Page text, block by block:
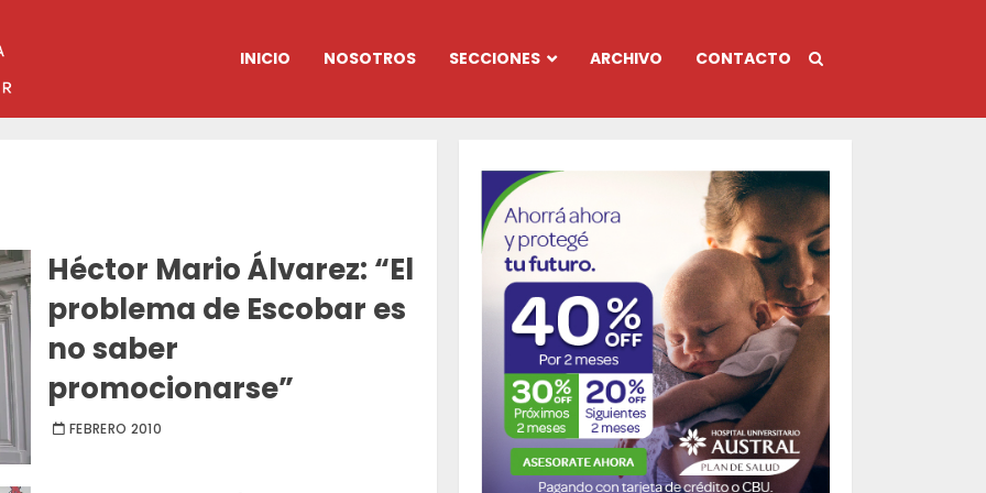
INICIO NOSOTROS SECCIONES ARCHIVO CONTACTO
Héctor Mario Álvarez: “El
problema de Escobar es
no saber
promocionarse”
FEBRERO 2010